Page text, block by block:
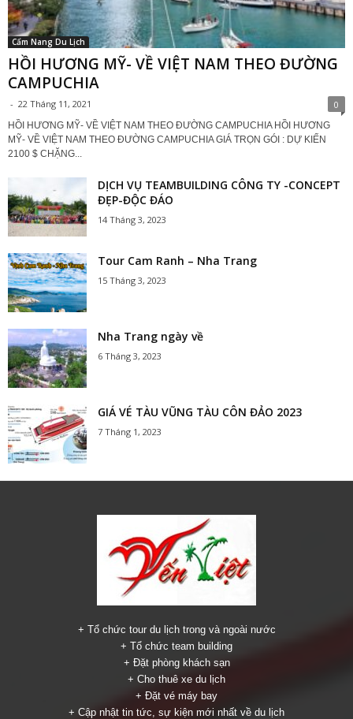
Cẩm Nang Du Lịch
HỒI HƯƠNG MỸ- VỀ VIỆT NAM THEO ĐƯỜNG
CAMPUCHIA
- 22 Tháng 11, 2021 0
HỒI HƯƠNG MỸ- VỀ VIỆT NAM THEO ĐƯỜNG CAMPUCHIA HỒI HƯƠNG
MỸ- VỀ VIỆT NAM THEO ĐƯỜNG CAMPUCHIA GIÁ TRỌN GÓI : DỰ KIẾN
2100 $ CHẶNG...
DỊCH VỤ TEAMBUILDING CÔNG TY -CONCEPT
ĐẸP-ĐỘC ĐÁO
14 Tháng 3, 2023
Tour Cam Ranh – Nha Trang
15 Tháng 3, 2023
Nha Trang ngày về
6 Tháng 3, 2023
GIÁ VÉ TÀU VŨNG TÀU CÔN ĐẢO 2023
7 Tháng 1, 2023
+ Tổ chức tour du lịch trong và ngoài nước
+ Tổ chức team building
+ Đặt phòng khách sạn
+ Cho thuê xe du lịch
+ Đặt vé máy bay
+ Cập nhật tin tức, sự kiện mới nhất về du lịch